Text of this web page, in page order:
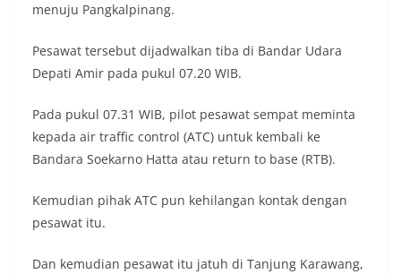
menuju Pangkalpinang.
Pesawat tersebut dijadwalkan tiba di Bandar Udara
Depati Amir pada pukul 07.20 WIB.
Pada pukul 07.31 WIB, pilot pesawat sempat meminta
kepada air traffic control (ATC) untuk kembali ke
Bandara Soekarno Hatta atau return to base (RTB).
Kemudian pihak ATC pun kehilangan kontak dengan
pesawat itu.
Dan kemudian pesawat itu jatuh di Tanjung Karawang,